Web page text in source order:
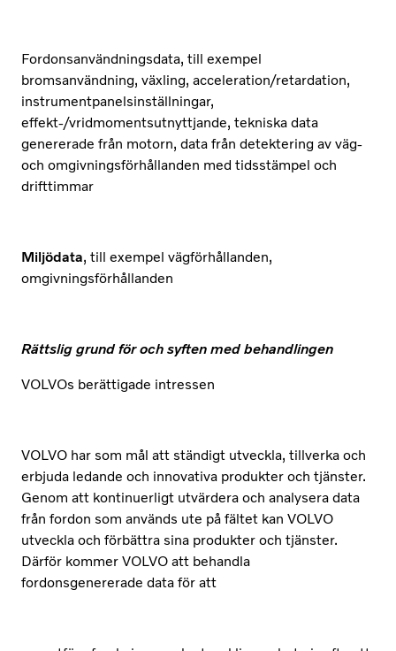
Fordonsanvändningsdata, till exempel
bromsanvändning, växling, acceleration/retardation,
instrumentpanelsinställningar,
effekt-/vridmomentsutnyttjande, tekniska data
genererade från motorn, data från detektering av väg-
och omgivningsförhållanden med tidsstämpel och
drifttimmar
Miljödata, till exempel vägförhållanden,
omgivningsförhållanden
Rättslig grund för och syften med behandlingen
VOLVOs berättigade intressen
VOLVO har som mål att ständigt utveckla, tillverka och
erbjuda ledande och innovativa produkter och tjänster.
Genom att kontinuerligt utvärdera och analysera data
från fordon som används ute på fältet kan VOLVO
utveckla och förbättra sina produkter och tjänster.
Därför kommer VOLVO att behandla
fordonsgenererade data för att